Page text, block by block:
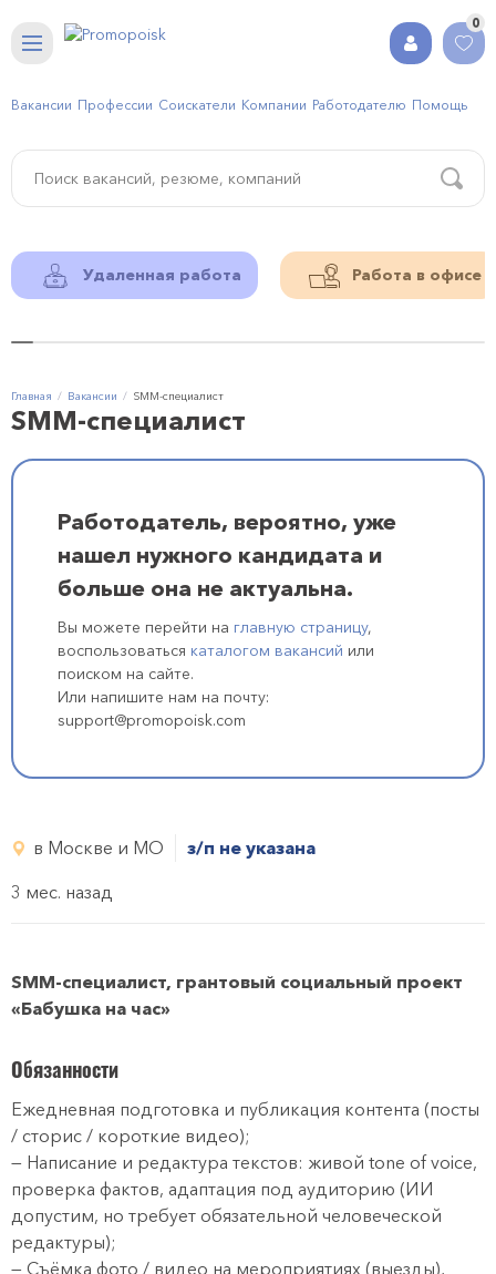
0
Вакансии Профессии Соискатели Компании Работодателю Помощь
Удаленная работа Работа в офисе
Главная Вакансии SMM-специалист
SMM-специалист
Работодатель, вероятно, уже
нашел нужного кандидата и
больше она не актуальна.
Вы можете перейти на главную страницу,
воспользоваться каталогом вакансий или
поиском на сайте.
Или напишите нам на почту:
support@promopoisk.com
в Москве и МО
з/п не указана
3 мес. назад
SMM-специалист, грантовый социальный проект
«Бабушка на час»
Обязанности
Ежедневная подготовка и публикация контента (посты
/ сторис / короткие видео);
— Написание и редактура текстов: живой tone of voice,
проверка фактов, адаптация под аудиторию (ИИ
допустим, но требует обязательной человеческой
редактуры);
— Съёмка фото / видео на мероприятиях (выезды),